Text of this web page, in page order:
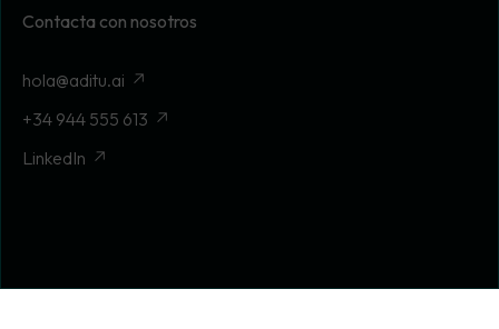
Contacta con nosotros
hola@aditu.ai
+34 944 555 613
LinkedIn